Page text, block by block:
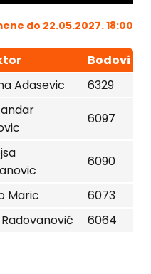
do 22.05.2027. 18:00
Bodovi
Adasevic 6329
6097
6090
Maric
6073
6064